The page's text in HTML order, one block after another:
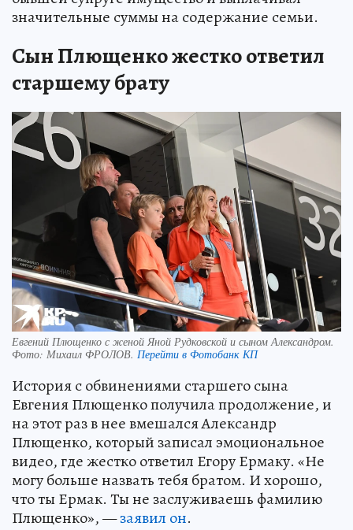
значительные суммы на содержание семьи.
Сын Плющенко жестко ответил
старшему брату
Евгений Плющенко с женой Яной Рудковской и сыном Александром.
Фото: Михаил ФРОЛОВ. Перейти в Фотобанк КП
История с обвинениями старшего сына
Евгения Плющенко получила продолжение, и
на этот раз в нее вмешался Александр
Плющенко, который записал эмоциональное
видео, где жестко ответил Егору Ермаку. «Не
могу больше назвать тебя братом. И хорошо,
что ты Ермак. Ты не заслуживаешь фамилию
Плющенко», —заявил он.